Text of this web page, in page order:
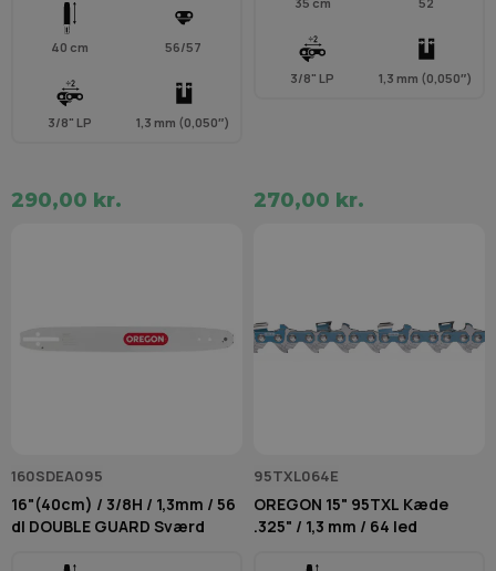
40 cm 56/57
3/8" LP 1,3 mm (0,050″)
290,00 kr.
3/8" LP 1,3 mm (0,050″)
270,00 kr.
160SDEA095
16"(40cm) / 3/8H / 1,3mm / 56
dl DOUBLE GUARD Sværd
95TXL064E
OREGON 15" 95TXL Kæde
.325" / 1,3 mm / 64 led